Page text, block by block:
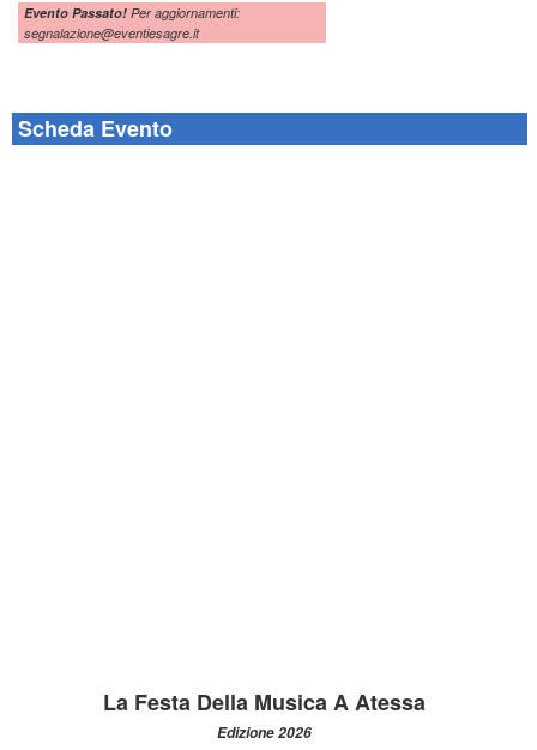
Evento Passato! Per aggiornamenti:
segnalazione@eventiesagre.it
Scheda Evento
La Festa Della Musica A Atessa
Edizione 2026